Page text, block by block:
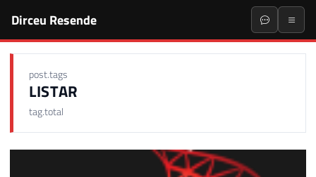
Dirceu Resende
post.tags
LISTAR
tag.total